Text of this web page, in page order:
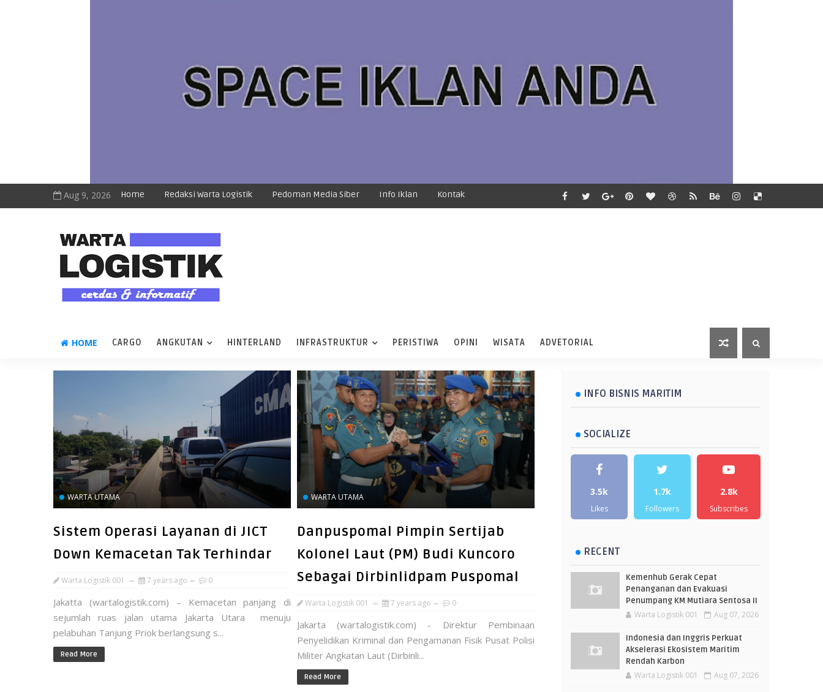
Aug 9, 2026 Home Redaksi Warta Logistik Pedoman Media Siber Info Iklan Kontak
HOME CARGO ANGKUTAN HINTERLAND INFRASTRUKTUR PERISTIWA OPINI WISATA ADVETORIAL
WARTA UTAMA
Sistem Operasi Layanan di JICT
Down Kemacetan Tak Terhindar
Warta Logistik 001 7 years ago 0
Jakatta (wartalogistik.com) – Kemacetan panjang di
sejumlah ruas jalan utama Jakarta Utara menuju
pelabuhan Tanjung Priok berlangsung s...
Read More
WARTA UTAMA
Danpuspomal Pimpin Sertijab
Kolonel Laut (PM) Budi Kuncoro
Sebagai Dirbinlidpam Puspomal
Warta Logistik 001 7 years ago 0
Jakarta (wartalogistik.com) - Direktur Pembinaan
Penyelidikan Kriminal dan Pengamanan Fisik Pusat Polisi
Militer Angkatan Laut (Dirbinli...
Read More
INFO BISNIS MARITIM
SOCIALIZE
3.5k
Likes
1.7k
Followers
2.8k
Subscribes
RECENT
Kemenhub Gerak Cepat
Penanganan dan Evakuasi
Penumpang KM Mutiara Sentosa II
Warta Logistik 001 Aug 07, 2026
Indonesia dan Inggris Perkuat
Akselerasi Ekosistem Maritim
Rendah Karbon
Warta Logistik 001 Aug 07, 2026